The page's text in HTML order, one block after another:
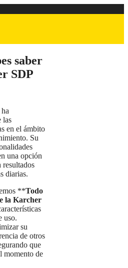
saber
SDP
las
en el ámbito
Su
una opción
resultados
diarias.
**Todo
la Karcher
uso.
su
de otros
que
momento de